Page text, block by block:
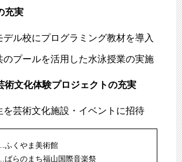
充実
デル校にプログラミング教材を導入
のプールを活用した水泳授業の実施
術文化体験プロジェクトの充実
を芸術文化施設・イベントに招待
ふくやま美術館
ばらのまち福山国際音楽祭